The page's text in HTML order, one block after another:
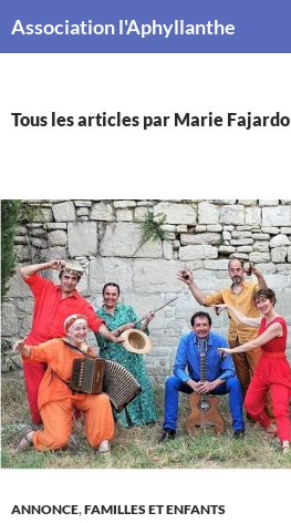
Association l'Aphyllanthe
Tous les articles par Marie Fajardo
ANNONCE,FAMILLES ET ENFANTS